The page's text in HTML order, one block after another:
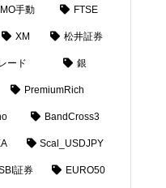
手動 FTSE
XM 松井証券
ード 銀
PremiumRich
BandCross3
Scal_USDJPY
証券 EURO50